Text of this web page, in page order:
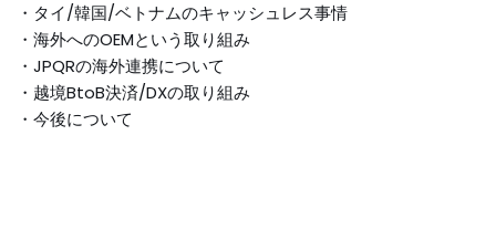
・タイ/韓国/ベトナムのキャッシュレス事情
・海外へのOEMという取り組み
・JPQRの海外連携について
・越境BtoB決済/DXの取り組み
・今後について